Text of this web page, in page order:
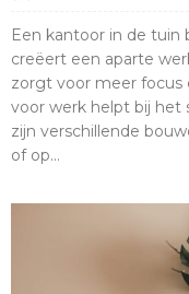
Een kantoor in de tuin
creëert een aparte
zorgt voor meer focus
voor werk helpt bij het
zijn verschillende
of op...